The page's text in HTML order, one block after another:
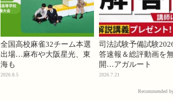
全国高校麻雀32チーム本選
出場…麻布や大阪星光、東
海も
2026.8.5
司法試験予備試験
答速報＆総評動画を
開…アガルート
2026.7.21
Recommended